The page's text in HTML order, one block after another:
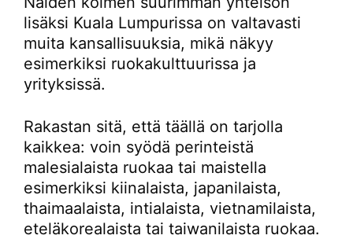
lisäksi Kuala Lumpurissa on valtavasti
muita kansallisuuksia, mikä näkyy
esimerkiksi ruokakulttuurissa ja
yrityksissä.
Rakastan sitä, että täällä on tarjolla
kaikkea: voin syödä perinteistä
malesialaista ruokaa tai maistella
esimerkiksi kiinalaista, japanilaista,
thaimaalaista, intialaista, vietnamilaista,
eteläkorealaista tai taiwanilaista ruokaa.